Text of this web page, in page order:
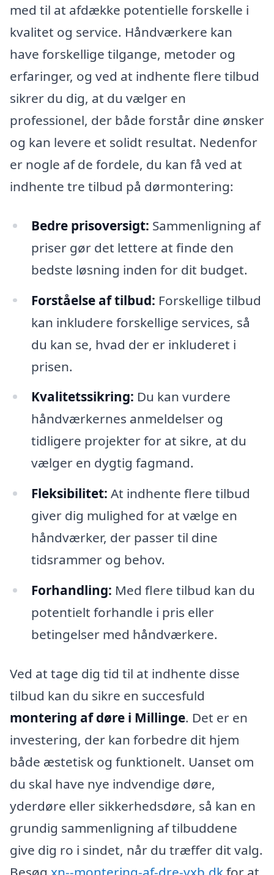
med til at afdække potentielle forskelle i
kvalitet og service. Håndværkere kan
have forskellige tilgange, metoder og
erfaringer, og ved at indhente flere tilbud
sikrer du dig, at du vælger en
professionel, der både forstår dine ønsker
og kan levere et solidt resultat. Nedenfor
er nogle af de fordele, du kan få ved at
indhente tre tilbud på dørmontering:
Bedre prisoversigt: Sammenligning af
priser gør det lettere at finde den
bedste løsning inden for dit budget.
Forståelse af tilbud: Forskellige tilbud
kan inkludere forskellige services, så
du kan se, hvad der er inkluderet i
prisen.
Kvalitetssikring: Du kan vurdere
håndværkernes anmeldelser og
tidligere projekter for at sikre, at du
vælger en dygtig fagmand.
Fleksibilitet: At indhente flere tilbud
giver dig mulighed for at vælge en
håndværker, der passer til dine
tidsrammer og behov.
Forhandling: Med flere tilbud kan du
potentielt forhandle i pris eller
betingelser med håndværkere.
Ved at tage dig tid til at indhente disse
tilbud kan du sikre en succesfuld
montering af døre i Millinge. Det er en
investering, der kan forbedre dit hjem
både æstetisk og funktionelt. Uanset om
du skal have nye indvendige døre,
yderdøre eller sikkerhedsdøre, så kan en
grundig sammenligning af tilbuddene
give dig ro i sindet, når du træffer dit valg.